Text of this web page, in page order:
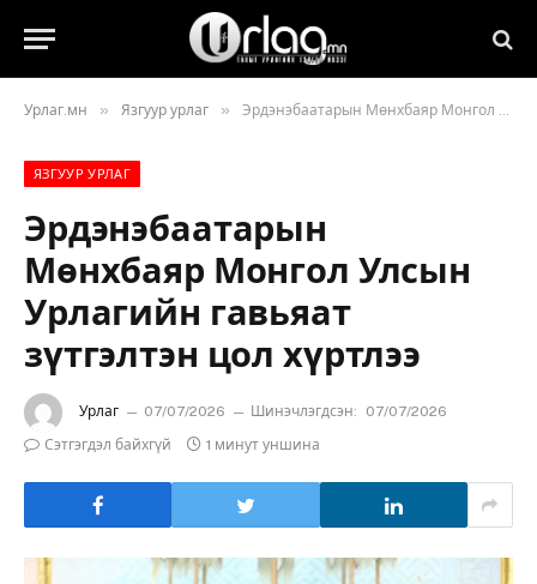
Урлаг.мн » Язгуур урлаг » Эрдэнэбаатарын Мөнхбаяр Монгол Улсын Урлагийн гавьяат зүтгэлтэн цол хүртлээ
ЯЗГУУР УРЛАГ
Эрдэнэбаатарын
Мөнхбаяр Монгол Улсын
Урлагийн гавьяат
зүтгэлтэн цол хүртлээ
Урлаг 07/07/2026 Шинэчлэгдсэн:
07/07/2026
Сэтгэгдэл байхгүй
1 минут уншина